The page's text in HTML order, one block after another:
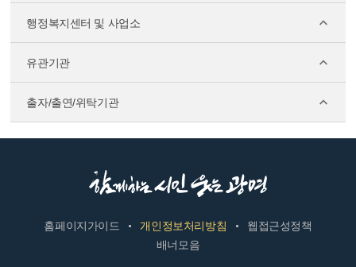
행정복지센터 및 사업소
유관기관
출자/출연/위탁기관
홈페이지가이드 개인정보처리방침
웹접근성정책
배너모음